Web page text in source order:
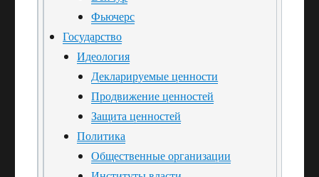
Фьючерс
Государство
Идеология
Декларируемые ценности
Продвижение ценностей
Защита ценностей
Политика
Общественные организации